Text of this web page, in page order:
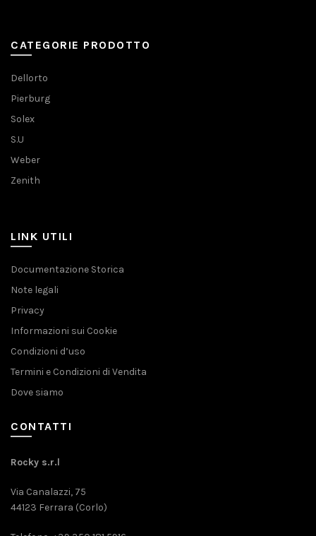
CATEGORIE PRODOTTO
Dellorto
Pierburg
Solex
S.U
Weber
Zenith
LINK UTILI
Documentazione Storica
Note legali
Privacy
Informazioni sui Cookie
Condizioni d’uso
Termini e Condizioni di Vendita
Dove siamo
CONTATTI
Rocky s.r.l
Via Canalazzi, 75
44123 Ferrara (Corlo)